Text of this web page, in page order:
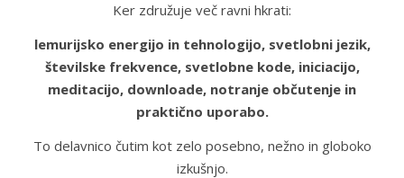
Ker združuje več ravni hkrati:
lemurijsko energijo in tehnologijo, svetlobni jezik,
številske frekvence, svetlobne kode, iniciacijo,
meditacijo, downloade, notranje občutenje in
praktično uporabo.
To delavnico čutim kot zelo posebno, nežno in globoko
izkušnjo.